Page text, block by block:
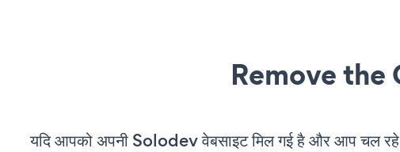
Remove the
यदि आपको अपनी Solodev वेबसाइट मिल गई है और आप चल रहे